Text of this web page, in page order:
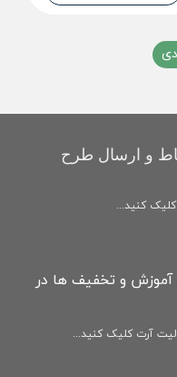
و ارسال طرح
کلیک کنید...
آموزش و تخفیف ها در
آرت کلیک کنید...